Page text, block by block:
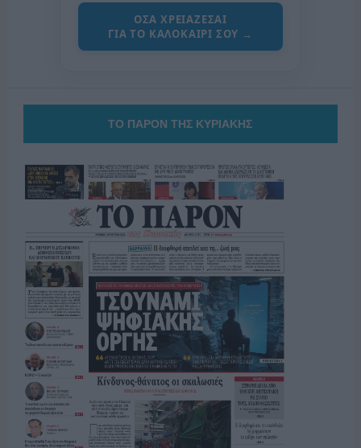
ΟΣΑ ΧΡΕΙΑΖΕΣΑΙ
ΓΙΑ ΤΟ ΚΑΛΟΚΑΙΡΙ ΣΟΥ →
ΤΟ ΠΑΡΟΝ ΤΗΣ ΚΥΡΙΑΚΗΣ